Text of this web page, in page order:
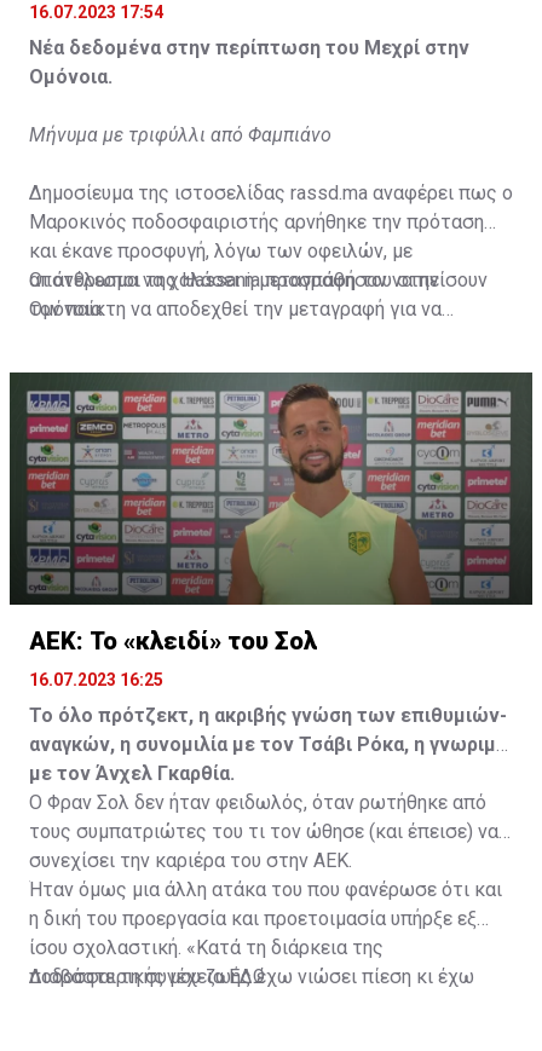
16.07.2023 17:54
Νέα δεδομένα στην περίπτωση του Μεχρί στην
Ομόνοια.
Μήνυμα με τριφύλλι από Φαμπιάνο
Δημοσίευμα της ιστοσελίδας rassd.ma αναφέρει πως ο
Μαροκινός ποδοσφαιριστής αρνήθηκε την πρόταση
και έκανε προσφυγή, λόγω των οφειλών, με
αποτέλεσμα να χαλάσει η μεταγραφή του στην
Ομόνοια.
Οι άνθρωποι της Hassania προσπάθησαν να πείσουν
τον παίκτη να αποδεχθεί την μεταγραφή για να
να λύσει το συμβόλαιό του, ώστε να μετακομίσει
ελεύθερα σε οποιαδήποτε νέα ομάδα το τρέχον
καλοκαίρι.
ΑΕΚ: Το «κλειδί» του Σολ
16.07.2023 16:25
Το όλο πρότζεκτ, η ακριβής γνώση των επιθυμιών-
αναγκών, η συνομιλία με τον Τσάβι Ρόκα, η γνωριμία
με τον Άνχελ Γκαρθία.
Ο Φραν Σολ δεν ήταν φειδωλός, όταν ρωτήθηκε από
τους συμπατριώτες του τι τον ώθησε (και έπεισε) να
συνεχίσει την καριέρα του στην ΑΕΚ.
Ήταν όμως μια άλλη ατάκα του που φανέρωσε ότι και
η δική του προεργασία και προετοιμασία υπήρξε εξ
ίσου σχολαστική. «Κατά τη διάρκεια της
ποδοσφαιρικής μου ζωής έχω νιώσει πίεση κι έχω
Διαβάστε τη συνέχειαΕΔΩ